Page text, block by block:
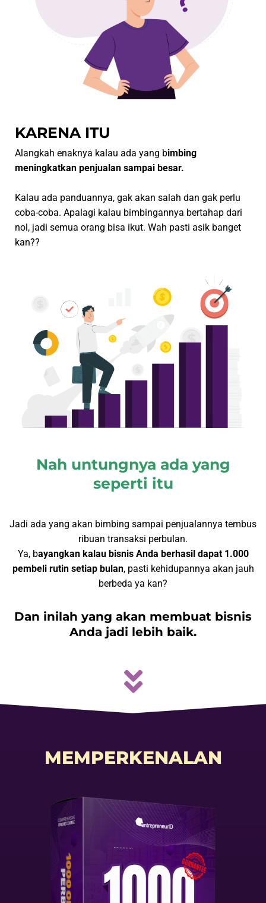
KARENA ITU
Alangkah enaknya kalau ada yang bimbing
meningkatkan penjualan sampai besar.
Kalau ada panduannya, gak akan salah dan gak perlu
coba-coba. Apalagi kalau bimbingannya bertahap dari
nol, jadi semua orang bisa ikut. Wah pasti asik banget
kan??
Nah untungnya ada yang
seperti itu
Jadi ada yang akan bimbing sampai penjualannya tembus
ribuan transaksi perbulan.
Ya, bayangkan kalau bisnis Anda berhasil dapat 1.000
pembeli rutin setiap bulan, pasti kehidupannya akan jauh
berbeda ya kan?
Dan inilah yang akan membuat bisnis
Anda jadi lebih baik.
MEMPERKENALAN